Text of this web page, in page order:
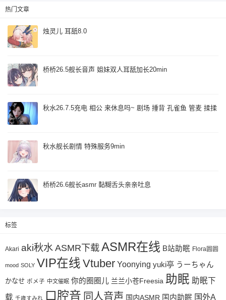
热门文章
烛灵儿 耳舐8.0
桥桥26.5舰长音声 姐妹双人耳舐加长20min
秋水26.7.5充电 相公 来休息吗~ 剧场 捶背 孔雀鱼 管麦 揉揉
秋水舰长剧情 特殊服务9min
桥桥26.6舰长asmr 黏糊舌头亲亲吐息
标签
Akari aki秋水ASMR下载ASMR在线 B站助眠 Flora圆圆
mood SOLY VIP在线 Vtuber Yoonying yuki亭 うーちゃん
かなせ ポメ子 中文催眠 你的圈圈儿 兰兰小苍Freesia 助眠 助眠下
载 千歳すみれ 口腔音 同人音声 国内ASMR 国内助眠 国外A